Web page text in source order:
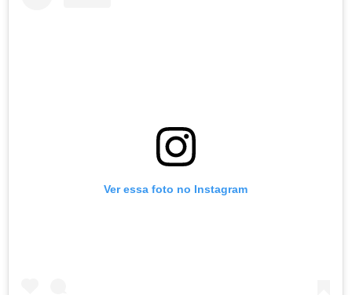
Ver essa foto no Instagram